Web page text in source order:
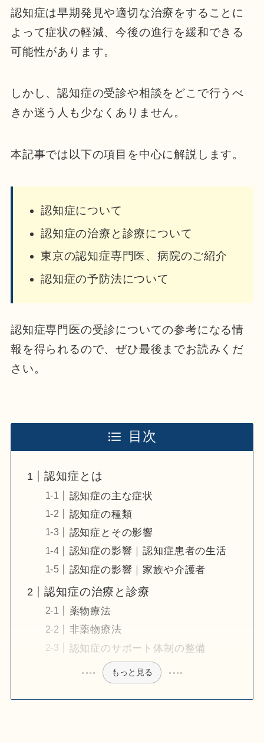
認知症は早期発見や適切な治療をすることに
よって症状の軽減、今後の進行を緩和できる
可能性があります。
しかし、認知症の受診や相談をどこで行うべ
きか迷う人も少なくありません。
本記事では以下の項目を中心に解説します。
認知症について
認知症の治療と診療について
東京の認知症専門医、病院のご紹介
認知症の予防法について
認知症専門医の受診についての参考になる情
報を得られるので、ぜひ最後までお読みくだ
さい。
目次
認知症とは
認知症の主な症状
認知症の種類
認知症とその影響
認知症の影響｜認知症患者の生活
認知症の影響｜家族や介護者
認知症の治療と診療
薬物療法
非薬物療法
認知症のサポート体制の整備
もっと見る